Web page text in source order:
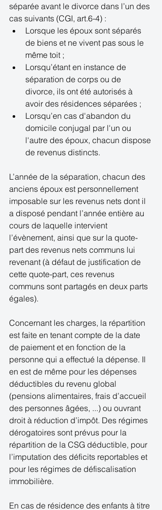
séparée avant le divorce dans l’un des
cas suivants (CGI, art.6-4) :
Lorsque les époux sont séparés
de biens et ne vivent pas sous le
même toit ;
Lorsqu’étant en instance de
séparation de corps ou de
divorce, ils ont été autorisés à
avoir des résidences séparées ;
Lorsqu’en cas d'abandon du
domicile conjugal par l'un ou
l'autre des époux, chacun dispose
de revenus distincts.
L’année de la séparation, chacun des
anciens époux est personnellement
imposable sur les revenus nets dont il
a disposé pendant l’année entière au
cours de laquelle intervient
l’évènement, ainsi que sur la quote-
part des revenus nets communs lui
revenant (à défaut de justification de
cette quote-part, ces revenus
communs sont partagés en deux parts
égales).
Concernant les charges, la répartition
est faite en tenant compte de la date
de paiement et en fonction de la
personne qui a effectué la dépense. Il
en est de même pour les dépenses
déductibles du revenu global
(pensions alimentaires, frais d’accueil
des personnes âgées, ...) ou ouvrant
droit à réduction d’impôt. Des régimes
dérogatoires sont prévus pour la
répartition de la CSG déductible, pour
l’imputation des déficits reportables et
pour les régimes de défiscalisation
immobilière.
En cas de résidence des enfants à titre